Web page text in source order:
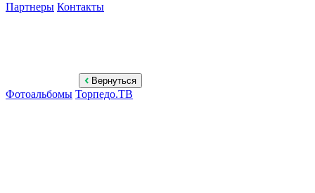
Партнеры Контакты
Вернуться
Фотоальбомы Торпедо.ТВ